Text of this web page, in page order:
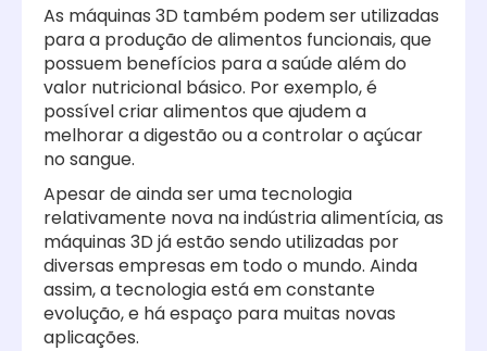
As máquinas 3D também podem ser utilizadas
para a produção de alimentos funcionais, que
possuem benefícios para a saúde além do
valor nutricional básico. Por exemplo, é
possível criar alimentos que ajudem a
melhorar a digestão ou a controlar o açúcar
no sangue.
Apesar de ainda ser uma tecnologia
relativamente nova na indústria alimentícia, as
máquinas 3D já estão sendo utilizadas por
diversas empresas em todo o mundo. Ainda
assim, a tecnologia está em constante
evolução, e há espaço para muitas novas
aplicações.